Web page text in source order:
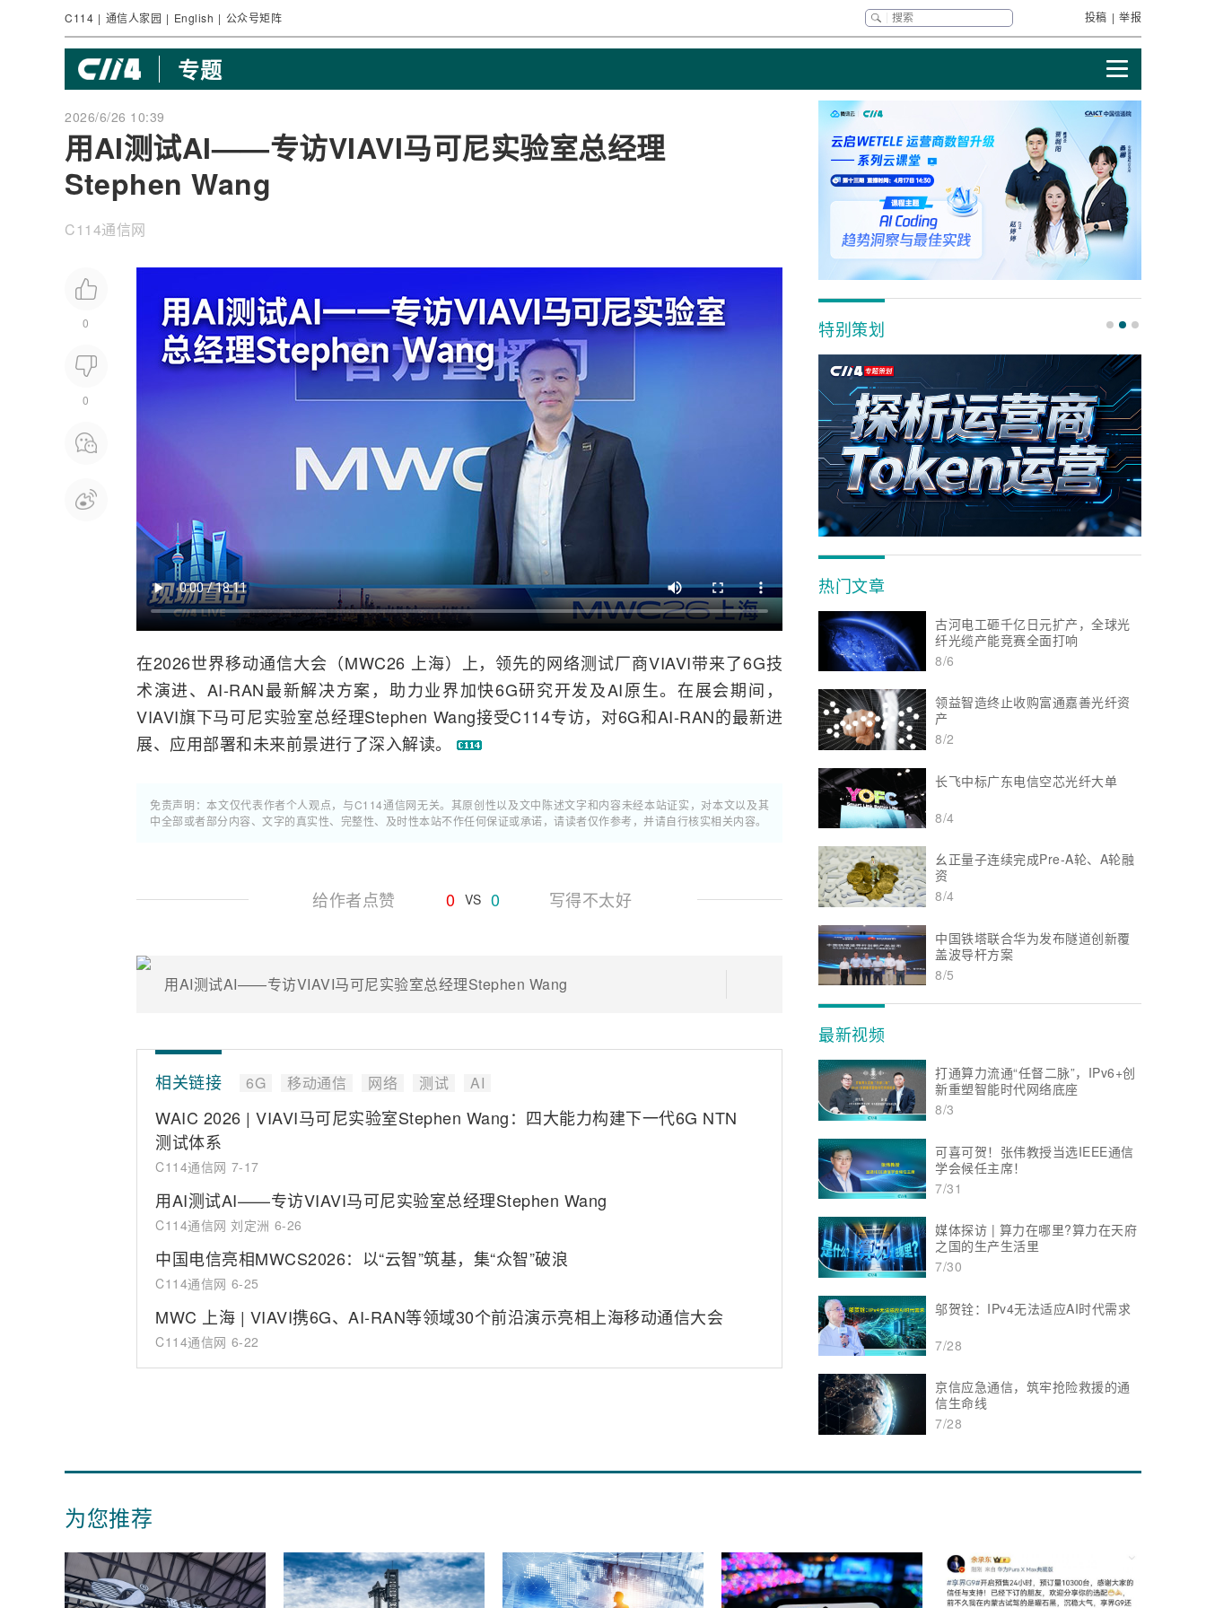
C114 | 通信人家园 | English | 公众号矩阵 投稿 | 举报
专题
2026/6/26 10:39
用AI测试AI——专访VIAVI马可尼实验室总经理
Stephen Wang
C114通信网
0
0
在2026世界移动通信大会（MWC26 上海）上，领先的网络测试厂商VIAVI带来了6G技
术演进、 AI-RAN最新解决方案，助力业界加快6G研究开发及AI原生。在展会期间，
VIAVI旗下马可尼实验室总经理Stephen Wang接受C114专访，对6G和AI-RAN的最新进
展、应用部署和未来前景进行了深入解读。
免责声明：本文仅代表作者个人观点，与C114通信网无关。其原创性以及文中陈述文字和内容未经本站证实，对本文以及其
中全部或者部分内容、文字的真实性、完整性、及时性本站不作任何保证或承诺，请读者仅作参考，并请自行核实相关内容。
给作者点赞 0 VS 0 写得不太好
用AI测试AI——专访VIAVI马可尼实验室总经理Stephen Wang
相关链接 6G 移动通信 网络 测试 AI
WAIC 2026 | VIAVI马可尼实验室Stephen Wang：四大能力构建下一代6G NTN
测试体系
C114通信网 7-17
用AI测试AI——专访VIAVI马可尼实验室总经理Stephen Wang
C114通信网 刘定洲 6-26
中国电信亮相MWCS2026：以“云智”筑基，集“众智”破浪
C114通信网 6-25
MWC 上海 | VIAVI携6G、AI-RAN等领域30个前沿演示亮相上海移动通信大会
C114通信网 6-22
特别策划
热门文章
古河电工砸千亿日元扩产，全球光
纤光缆产能竞赛全面打响
8/6
领益智造终止收购富通嘉善光纤资
产
8/2
长飞中标广东电信空芯光纤大单
8/4
幺正量子连续完成Pre-A轮、A轮融
资
8/4
中国铁塔联合华为发布隧道创新覆
盖波导杆方案
8/5
最新视频
打通算力流通“任督二脉”，IPv6+创
新重塑智能时代网络底座
8/3
可喜可贺！张伟教授当选IEEE通信
学会候任主席！
7/31
媒体探访 | 算力在哪里?算力在天府
之国的生产生活里
7/30
邬贺铨：IPv4无法适应AI时代需求
7/28
京信应急通信，筑牢抢险救援的通
信生命线
7/28
为您推荐